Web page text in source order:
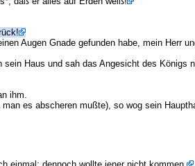
Augen Gnade gefunden habe, mein Herr
Haus und sah das Angesicht des Königs
ihm.
es abscheren mußte), so wog sein